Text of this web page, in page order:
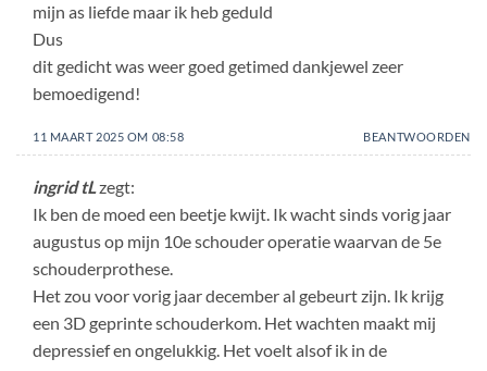
mijn as liefde maar ik heb geduld
Dus
dit gedicht was weer goed getimed dankjewel zeer
bemoedigend!
11 MAART 2025 OM 08:58 BEANTWOORDEN
ingrid tL zegt:
Ik ben de moed een beetje kwijt. Ik wacht sinds vorig jaar
augustus op mijn 10e schouder operatie waarvan de 5e
schouderprothese.
Het zou voor vorig jaar december al gebeurt zijn. Ik krijg
een 3D geprinte schouderkom. Het wachten maakt mij
depressief en ongelukkig. Het voelt alsof ik in de